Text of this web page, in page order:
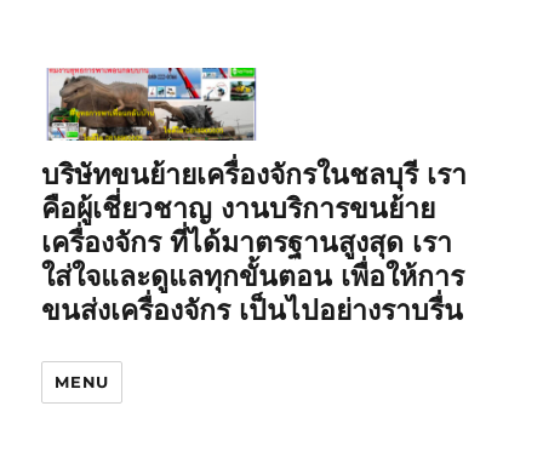
บริษัทขนย้ายเครื่องจักรในชลบุรี เรา
คือผู้เชี่ยวชาญ งานบริการขนย้าย
เครื่องจักร ที่ได้มาตรฐานสูงสุด เรา
ใส่ใจและดูแลทุกขั้นตอน เพื่อให้การ
ขนส่งเครื่องจักร เป็นไปอย่างราบรื่น
MENU